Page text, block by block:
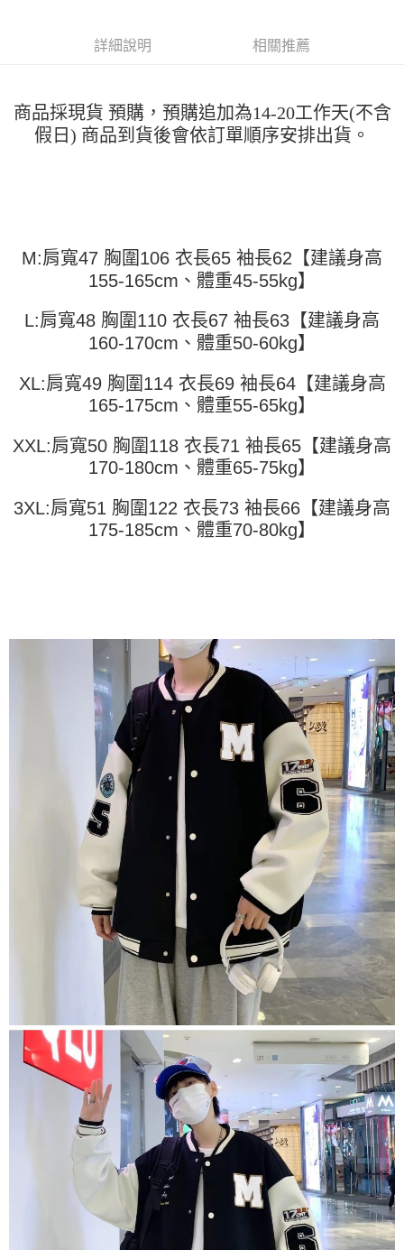
消。如遇「轉專審核」未通過狀況，表示未達大哥付你分期系統評分，恕無
醒簡訊。
2.透過簡訊連結打開帳單後，可選擇「超商條碼／台灣大直營門市／銀行轉
帳／街口支付／iPASS MONEY」等通路繳費。
資料（包含姓名、電話或地址）提供予台灣大哥大進項蒐集、處理及利用，
由本公司與您本人進行分期帳單所需資料之確認、核對及更正。
3.完整用戶服務條款，請詳閱以下連結：https://oppay.tw/userRule
１．簡單：不需註冊會員、不需綁卡、不需儲值。
２．便利：只要手機號碼，簡訊認證，即可結帳。
【「AFTEE先享後付」結帳流程】
１．於結帳方式選擇「AFTEE先享後付」後，將跳轉至「AFTEE先享後付」
結帳頁面，進行簡訊認證並確認金額後，即可完成結帳。
２．訂單成立數日內，您將收到繳費通知簡訊。
※ 交易是否成功請以「AFTEE先享後付 」之結帳頁面顯示為準，若有關於
是否繳費成功／繳費後需取消欲退款等相關疑問，請聯繫「AFTEE先享後付
客戶支援中心」 https://netprotections.freshdesk.com/support/home
【注意事項】
１．透過由恩沛科技股份有限公司提供之「AFTEE先享後付」服務完成之交
易，需依本服務之必要範圍內提供個人資料，並將交易相關給付款項請求債
２．關於個人資料處理事宜，請瀏覽以下網址：
https://aftee.tw/terms/#terms3
３．未成年的使用者請事先徵得法定代理人或監護人之同意方可使用
任。
４．使用「AFTEE先享後付」時，將依據個別帳號之用戶狀況，依本公司即
時審查核予不同之上限額度；若仍有額度不足之情形，本公司將視審查結果
５．嚴禁一人註冊多個帳號或使用他人資訊註冊。若發現惡意使用之情形，
恩沛科技股份有限公司將有權停止該用戶之使用額度並採取法律行動。
付款 後全家取貨
付款 後7-11取貨
每筆NT$45，滿NT$499(含以上)免運費
每筆NT$70，滿NT$499(含以上)免運費
詳細說明 相關推薦
商品採現貨 預購，預購追加為14-20工作天(不含
假日) 商品到貨後會依訂單順序安排出貨。
M:肩寬47 胸圍106 衣長65 袖長62【建議身高
155-165cm、體重45-55kg】
L:肩寬48 胸圍110 衣長67 袖長63【建議身高
160-170cm、體重50-60kg】
XL:肩寬49 胸圍114 衣長69 袖長64【建議身高
165-175cm、體重55-65kg】
XXL:肩寬50 胸圍118 衣長71 袖長65【建議身高
170-180cm、體重65-75kg】
3XL:肩寬51 胸圍122 衣長73 袖長66【建議身高
175-185cm、體重70-80kg】